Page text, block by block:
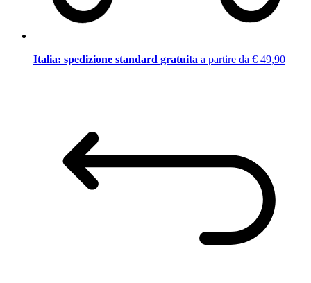
Italia: spedizione standard gratuita a partire da € 49,90